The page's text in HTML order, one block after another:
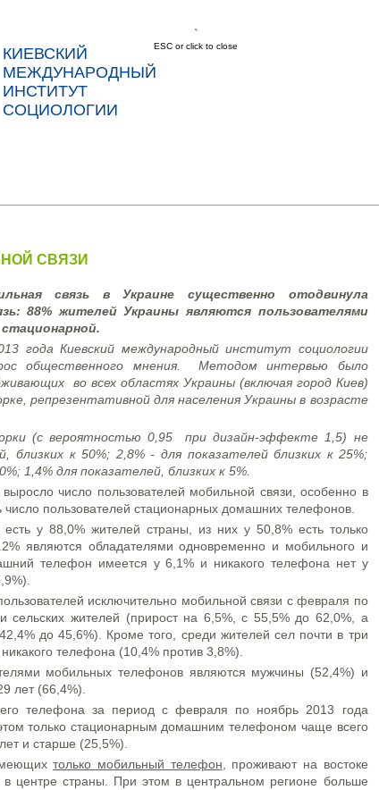
КИЕВСКИЙ
МЕЖДУНАРОДНЫЙ
ИНСТИТУТ
СОЦИОЛОГИИ
ESC or click to close
СВЯЗИ
связь в Украине существенно отодвинула
: 88% жителей Украины являются пользователями
года Киевский международный институт социологии
общественного мнения. Методом интервью было
во всех областях Украины (включая город Киев)
репрезентативной для населения Украины в возрасте
(с вероятностью 0,95 при дизайн-эффекте 1,5) не
близких к 50%; 2,8% - для показателей близких к 25%;
1,4% для показателей, близких к 5%.
число пользователей мобильной связи, особенно в
пользователей стационарных домашних телефонов.
у 88,0% жителей страны, из них у 50,8% есть только
являются обладателями одновременно и мобильного и
телефон имеется у 6,1% и никакого телефона нет у
исключительно мобильной связи с февраля по
сельских жителей (прирост на 6,5%, с 55,5% до 62,0%, а
до 45,6%). Кроме того, среди жителей сел почти в три
телефона (10,4% против 3,8%).
мобильных телефонов являются мужчины (52,4%) и
лет (66,4%).
телефона за период с февраля по ноябрь 2013 года
только стационарным домашним телефоном чаще всего
и старше (25,5%).
только мобильный телефон , проживают на востоке
центре страны. При этом в центральном регионе больше